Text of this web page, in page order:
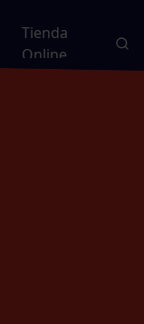
Tienda
Online